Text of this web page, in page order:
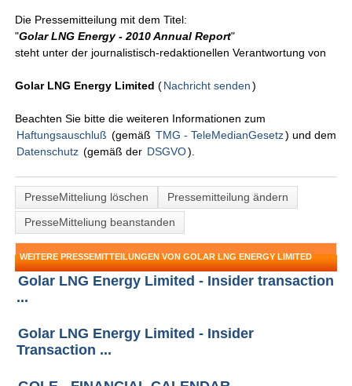
Die Pressemitteilung mit dem Titel:
"Golar LNG Energy - 2010 Annual Report"
steht unter der journalistisch-redaktionellen Verantwortung von
Golar LNG Energy Limited(Nachricht senden )
Beachten Sie bitte die weiteren Informationen zum
Haftungsauschluß (gemäß TMG - TeleMedianGesetz) und dem
Datenschutz (gemäß der DSGVO).
PresseMitteliung löschen
Pressemitteilung ändern
PresseMitteliung beanstanden
WEITERE PRESSEMITTEILUNGEN VON GOLAR LNG ENERGY LIMITED
Golar LNG Energy Limited - Insider transaction
...
Golar LNG Energy Limited - Insider
Transaction ...